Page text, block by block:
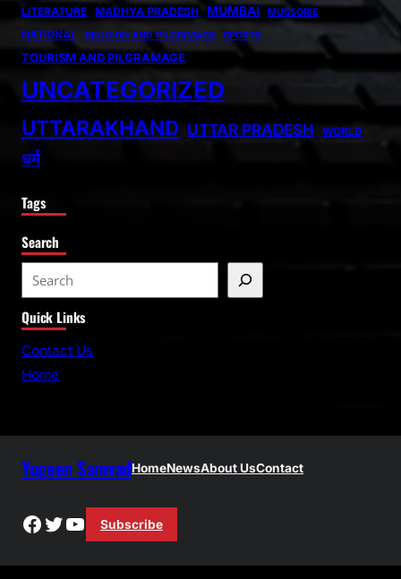
LITERATURE MADHYA PRADESH MUMBAI MUSSORIE
NATIONAL RELIGION AND PILGRIMAGE SPORTS
TOURISM AND PILGRAMAGE
UNCATEGORIZED
UTTARAKHAND UTTAR PRADESH WORLD
धर्म
Tags
Search
e
a
r
Quick Links
Contact Us
Home
Yugeen SamvadHomeNewsAbout UsContact
Facebook
Twitter
YouTube
Subscribe